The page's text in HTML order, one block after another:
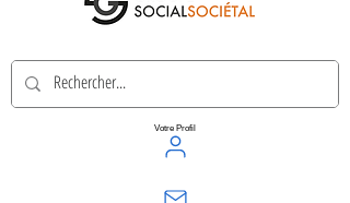
Votre Profil